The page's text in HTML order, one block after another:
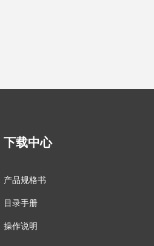
下载中心
产品规格书
目录手册
操作说明